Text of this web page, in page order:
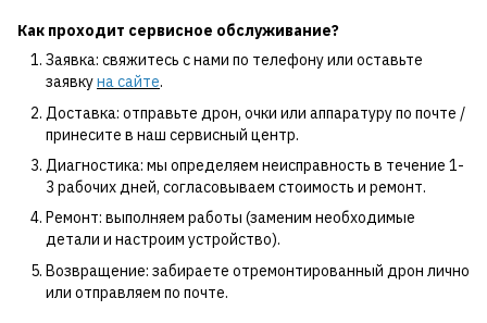
Как проходит сервисное обслуживание?
Заявка: свяжитесь с нами по телефону или оставьте
заявкуна сайте.
Доставка: отправьте дрон, очки или аппаратуру по почте /
принесите в наш сервисный центр.
Диагностика: мы определяем неисправность в течение 1-
3 рабочих дней, согласовываем стоимость и ремонт.
Ремонт: выполняем работы (заменим необходимые
детали и настроим устройство).
Возвращение: забираете отремонтированный дрон лично
или отправляем по почте.